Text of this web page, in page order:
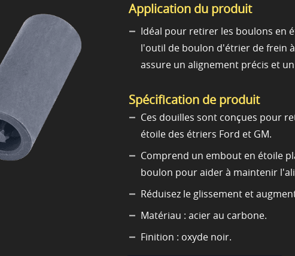
Application du produit
Idéal pour retirer les boulons en
l'outil de boulon d'étrier de frein
assure un alignement précis et
Spécification de produit
Ces douilles sont conçues pour
étoile des étriers Ford et GM.
Comprend un embout en étoile
boulon pour aider à maintenir
Réduisez le glissement et
Matériau : acier au carbone.
Finition : oxyde noir.